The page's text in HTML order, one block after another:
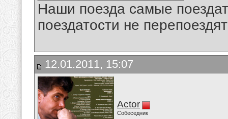
Наши поезда самые
поездатости не
12.01.2011, 15:07
Actor
Собеседник